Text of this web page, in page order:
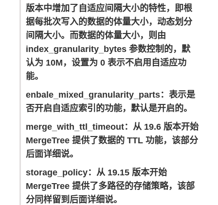
版本中增加了自适应间隔大小的特性，即根
据每批次写入的数据的体量大小，动态划分
间隔大小。而数据的体量大小，则由
index_granularity_bytes 参数控制的，默
认为 10M，设置为 0 表示不启用自适应功
能。
enbale_mixed_granularity_parts：表示是
否开启自适应索引的功能，默认是开启的。
merge_with_ttl_timeout：从 19.6 版本开始
MergeTree 提供了数据的 TTL 功能，该部分
后面详细说。
storage_policy：从 19.15 版本开始
MergeTree 提供了多路径的存储策略，该部
分同样留到后面详细说。